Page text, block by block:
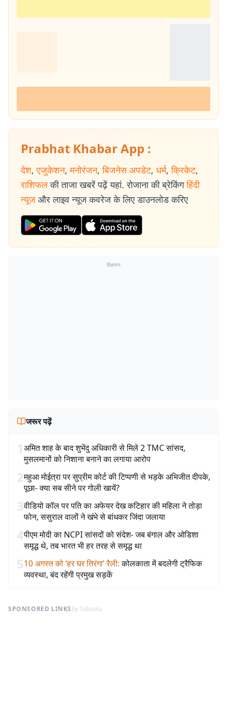
Prabhat Khabar App :
देश, एजुकेशन, मनोरंजन, बिजनेस अपडेट, धर्म, क्रिकेट,
राशिफल की ताजा खबरें पढ़ें यहां. रोजाना की ब्रेकिंग हिंदी
न्यूज और लाइव न्यूज कवरेज के लिए डाउनलोड करिए
विज्ञापन
जरूर पढ़ें
1अमित शाह के बाद शुभेंदु अधिकारी से मिले 2 TMC सांसद,
मुसलमानों को निशाना बनाने का लगाया आरोप
2महुआ मोईत्रा पर सुप्रीम कोर्ट की टिप्पणी से भड़के अभिजीत दीपके,
पूछा- क्या सब सीने पर गोली खायें?
3वीडियो कॉल पर पति का अफेयर देख कटिहार की महिला ने तोड़ा
फोन, ससुराल वालों ने खंभे से बांधकर जिंदा जलाया
4पीएम मोदी का NCPI सांसदों को संदेश- जब बंगाल और ओडिशा
समृद्ध थे, तब भारत भी हर तरह से समृद्ध था
510 अगस्त को ‘हर घर तिरंगा’ रैली: कोलकाता में बदलेगी ट्रैफिक
व्यवस्था, बंद रहेंगी प्रमुख सड़कें
SPONSORED LINKSby Taboola